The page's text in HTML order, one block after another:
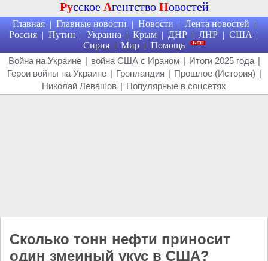
Русское Агентство Новостей
Главная | Главные новости | Новости | Лента новостей |
Россия | Путин | Украина | Крым | ДНР | ЛНР | США |
Сирия | Мир | Помощь
Война на Украине | война США с Ираном | Итоги 2025 года |
Герои войны на Украине | Гренландия | Прошлое (История) |
Николай Левашов | Популярные в соцсетях
Сколько тонн нефти приносит
один змеиный укус в США?